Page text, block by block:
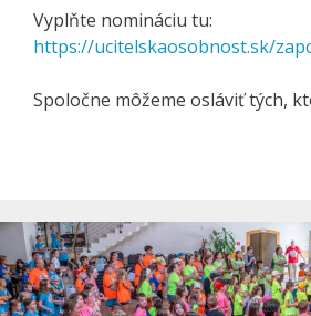
Vyplňte nomináciu tu:
https://ucitelskaosobnost.sk/
Spoločne môžeme osláviť tých,